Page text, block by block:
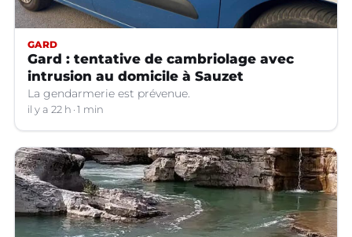
GARD
Gard : tentative de cambriolage avec
intrusion au domicile à Sauzet
La gendarmerie est prévenue.
il y a 22 h 1 min